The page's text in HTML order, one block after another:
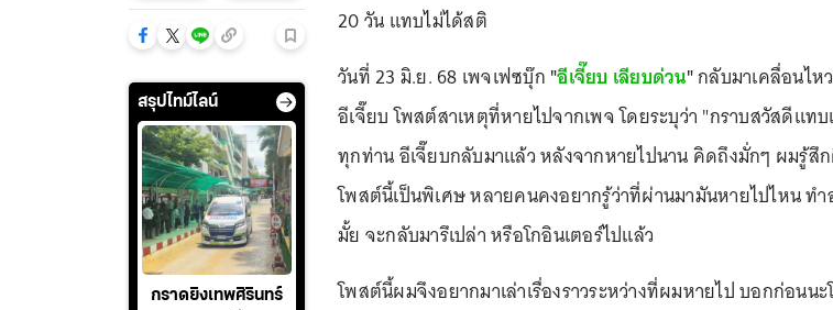
สรุปไทม์ไลน์
กราดยิงเทพศิรินทร์
20 วัน แทบไม่ได้สติ
วันที่ 23 มิ.ย. 68 เพจเฟซบุ๊ก "อีเจี๊ยบ เลียบด่วน"กลับมาเคลื่อนไห
อีเจี๊ยบ โพสต์สาเหตุที่หายไปจากเพจ โดยระบุว่า "กราบสวัสดีแทบ
ทุกท่าน อีเจี๊ยบกลับมาแล้ว หลังจากหายไปนาน คิดถึงมั่กๆ ผมรู้สึ
โพสต์นี้เป็นพิเศษ หลายคนคงอยากรู้ว่าที่ผ่านมามันหายไปไหน ทำ
มั้ย จะกลับมารึเปล่า หรือโกอินเตอร์ไปแล้ว
โพสต์นี้ผมจึงอยากมาเล่าเรื่องราวระหว่างที่ผมหายไป บอกก่อนน